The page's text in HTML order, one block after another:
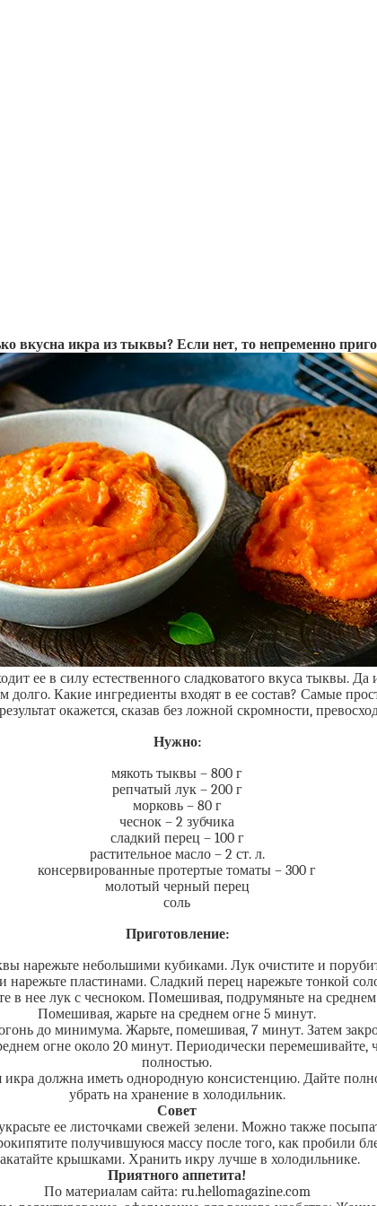
вкусна икра из тыквы? Если нет, то непременно
ее в силу естественного сладковатого вкуса тыквы.
Какие ингредиенты входят в ее состав? Самые
окажется, сказав без ложной скромности,
Нужно:
мякоть тыквы – 800 г
репчатый лук – 200 г
морковь – 80 г
чеснок – 2 зубчика
сладкий перец – 100 г
растительное масло – 2 ст. л.
консервированные протертые томаты – 300 г
молотый черный перец
соль
Приготовление:
нарежьте небольшими кубиками. Лук очистите и
нарежьте пластинами. Сладкий перец нарежьте тонкой
нее лук с чесноком. Помешивая, подрумяньте на
Помешивая, жарьте на среднем огне 5 минут.
до минимума. Жарьте, помешивая, 7 минут. Затем
огне около 20 минут. Периодически перемешивайте,
полностью.
должна иметь однородную консистенцию. Дайте
убрать на хранение в холодильник.
Совет
ее листочками свежей зелени. Можно также
получившуюся массу после того, как пробили
крышками. Хранить икру лучше в холодильнике.
Приятного аппетита!
По материалам сайта: ru.hellomagazine.com